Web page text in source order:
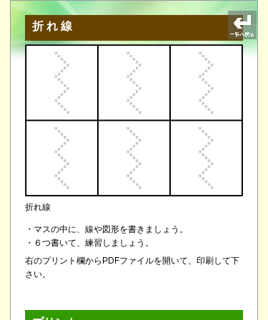
折れ線
折れ線
・マスの中に、線や図形を書きましょう。
・６つ書いて、練習しましょう。
右のプリント欄からPDFファイルを開いて、印刷して下
さい。